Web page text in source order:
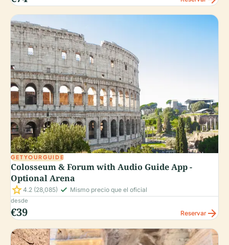
GETYOURGUIDE
Colosseum & Forum with Audio Guide App -
Optional Arena
star4.2 (28,085) check_small Mismo precio que el oficial
desde
€39 Reservararrow_forward